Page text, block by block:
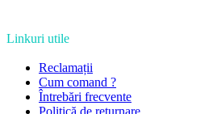
Linkuri utile
Reclamații
Cum comand ?
Întrebări frecvente
Politică de returnare